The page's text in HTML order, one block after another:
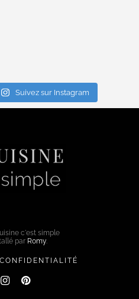
Suivez sur Instagram
c'est simple
par Romy.